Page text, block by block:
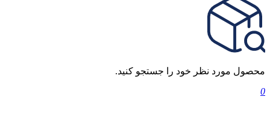
محصول مورد نظر خود را جستجو کنید.
0